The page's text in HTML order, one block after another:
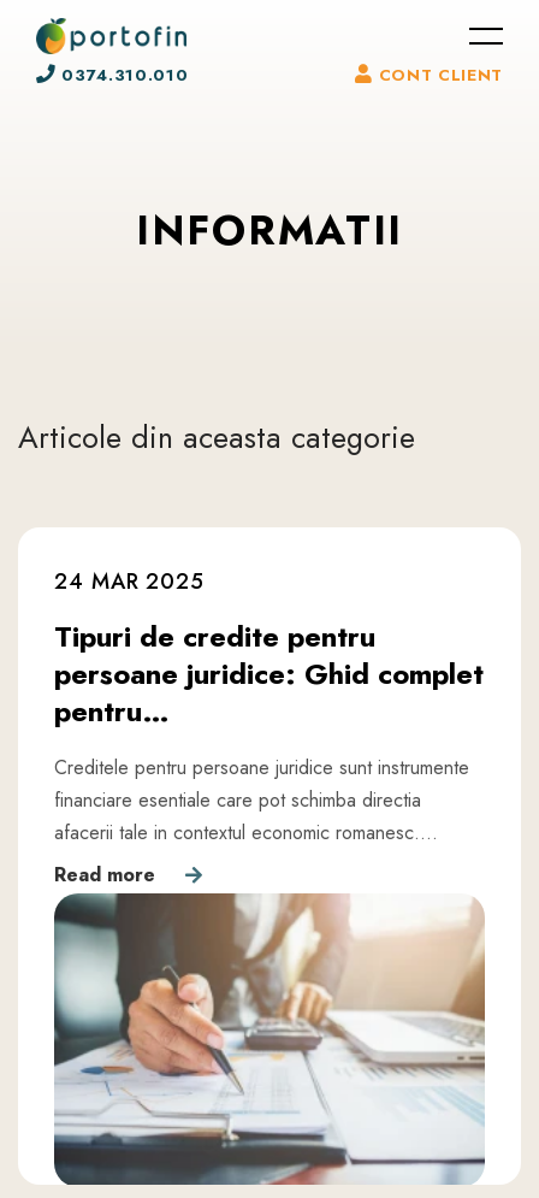
0374.310.010 CONT CLIENT
INFORMATII
Articole din aceasta categorie
24 MAR 2025
Tipuri de credite pentru
persoane juridice: Ghid complet
pentru…
Creditele pentru persoane juridice sunt instrumente
financiare esentiale care pot schimba directia
afacerii tale in contextul economic romanesc.…
Read more